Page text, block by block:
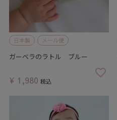
日本製 メール便
ガーベラのラトル ブルー
¥ 1,980 税込